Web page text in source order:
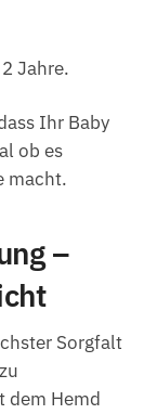
Jahre.
Ihr Baby
ob es
macht.
–
Sorgfalt
dem Hemd